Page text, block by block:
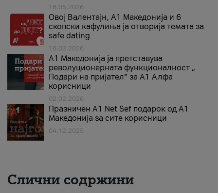
18.05.2026
Овој Валентајн, A1 Македонија и 6
скопски кафулиња ја отворија темата за
safe dating
16.02.2026
А1 Македонија ја претставува
револуционерната функционалност „
Подари на пријател“ за А1 Алфа
корисници
02.02.2026
Празничен A1 Net Sеf подарок од А1
Македонија за сите корисници
04.12.2025
Слични содржини